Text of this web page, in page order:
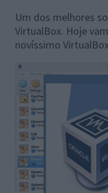
Um dos melhores
VirtualBox. Hoje
novíssimo